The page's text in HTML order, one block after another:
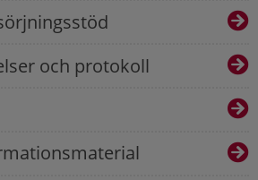
och protokoll